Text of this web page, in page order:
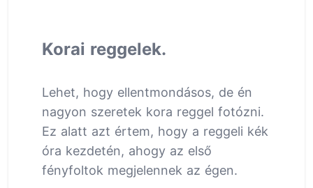
Korai reggelek.
Lehet, hogy ellentmondásos, de én
nagyon szeretek kora reggel fotózni.
Ez alatt azt értem, hogy a reggeli kék
óra kezdetén, ahogy az első
fényfoltok megjelennek az égen.